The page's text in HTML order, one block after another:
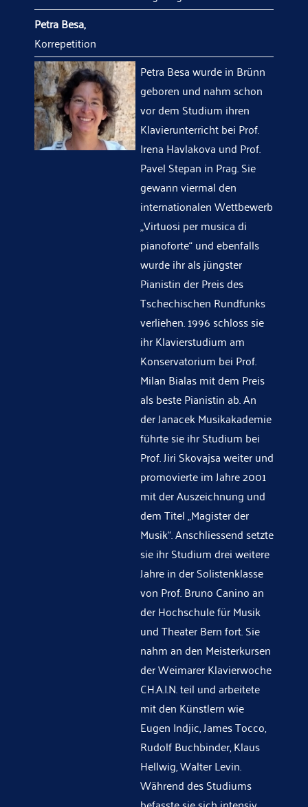
Petra Besa,
Korrepetition
Petra Besa wurde in Brünn
geboren und nahm schon
vor dem Studium ihren
Klavierunterricht bei Prof.
Irena Havlakova und Prof.
Pavel Stepan in Prag. Sie
gewann viermal den
internationalen Wettbewerb
„Virtuosi per musica di
pianoforte“ und ebenfalls
wurde ihr als jüngster
Pianistin der Preis des
Tschechischen Rundfunks
verliehen. 1996 schloss sie
ihr Klavierstudium am
Konservatorium bei Prof.
Milan Bialas mit dem Preis
als beste Pianistin ab. An
der Janacek Musikakademie
führte sie ihr Studium bei
Prof. Jiri Skovajsa weiter und
promovierte im Jahre 2001
mit der Auszeichnung und
dem Titel „Magister der
Musik“. Anschliessend setzte
sie ihr Studium drei weitere
Jahre in der Solistenklasse
von Prof. Bruno Canino an
der Hochschule für Musik
und Theater Bern fort. Sie
nahm an den Meisterkursen
der Weimarer Klavierwoche
CH.A.I.N. teil und arbeitete
mit den Künstlern wie
Eugen Indjic, James Tocco,
Rudolf Buchbinder, Klaus
Hellwig, Walter Levin.
Während des Studiums